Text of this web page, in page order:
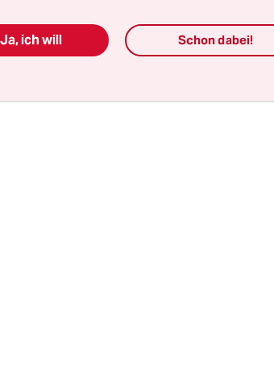
betreiben,
den Bücherbestand verwalten.
Ja, ich will Schon dabei!